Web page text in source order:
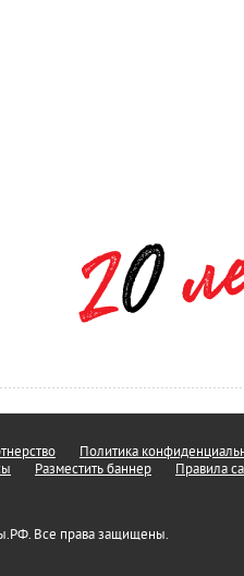
Политика
Разместить баннер Правила
Все права защищены.